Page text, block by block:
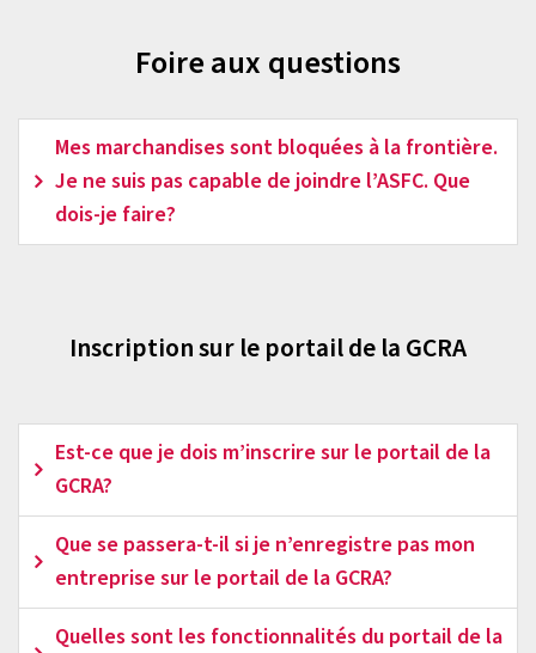
Foire aux questions
Mes marchandises sont bloquées à la frontière.
Je ne suis pas capable de joindre l’ASFC. Que
dois-je faire?
Inscription sur le portail de la GCRA
Est-ce que je dois m’inscrire sur le portail de la
GCRA?
Que se passera-t-il si je n’enregistre pas mon
entreprise sur le portail de la GCRA?
Quelles sont les fonctionnalités du portail de la